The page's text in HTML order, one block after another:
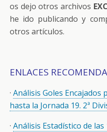
os dejo otros archivos
he ido publicando y
otros artículos.
ENLACES
· Análisis Goles Encajados
hasta la Jornada 19. 2ª
· Análisis Estadístico de